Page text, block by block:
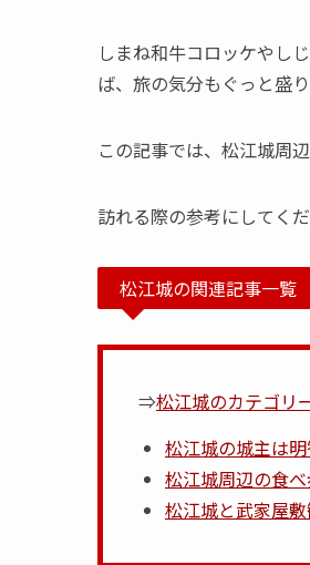
しまね和牛コロッケやし
ば、旅の気分もぐっと盛
この記事では、松江城周
訪れる際の参考にしてくだ
松江城の関連記事一覧
⇒松江城のカテゴリ
松江城の城主は
松江城周辺の食
松江城と武家屋